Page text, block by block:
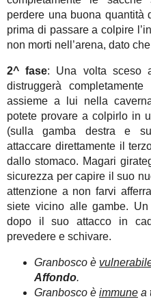
perdere una buona quantità
prima di passare a colpire
non morti nell’arena, dato
2^ fase: Una volta sceso
distruggerà
assieme a lui nella
potete provare a colpirlo in
(sulla gamba destra e
attaccare direttamente il
dallo stomaco. Magari
sicurezza per capire il suo
attenzione a non farvi
siete vicino alle gambe.
dopo il suo attacco in
prevedere e schivare.
Granbosco è
Affondo.
Granbosco è immune a